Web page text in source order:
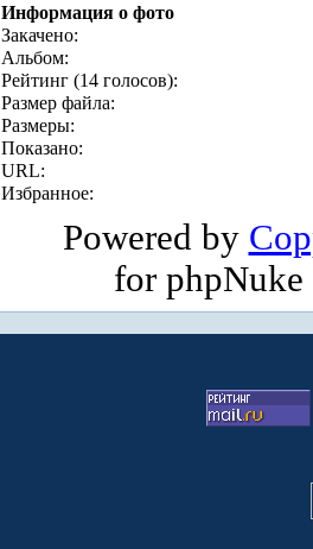
Информация о фото
Закачено:
Альбом:
Рейтинг (14 голосов):
Размер файла:
Размеры:
Показано:
URL:
Избранное:
Powered by
for